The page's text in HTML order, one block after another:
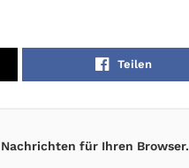
Teilen
für Ihren Browser.